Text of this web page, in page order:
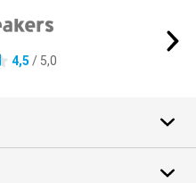
4,5 / 5,0